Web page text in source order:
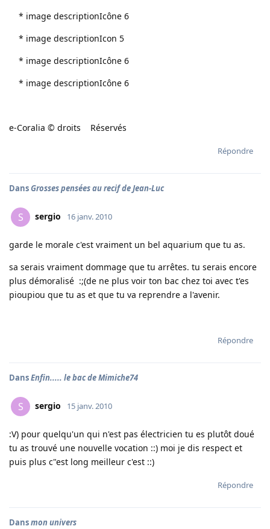
* image descriptionIcône 6
* image descriptionIcon 5
* image descriptionIcône 6
* image descriptionIcône 6
e-Coralia © droits Réservés
Répondre
DansGrosses pensées au recif de Jean-Luc
S sergio 16 janv. 2010
garde le morale c'est vraiment un bel aquarium que tu as.
sa serais vraiment dommage que tu arrêtes. tu serais encore
plus démoralisé :;(de ne plus voir ton bac chez toi avec t'es
pioupiou que tu as et que tu va reprendre a l'avenir.
Répondre
DansEnfin..... le bac de Mimiche74
S sergio 15 janv. 2010
:V) pour quelqu'un qui n'est pas électricien tu es plutôt doué
tu as trouvé une nouvelle vocation ::) moi je dis respect et
puis plus c"est long meilleur c'est ::)
Répondre
Dansmon univers